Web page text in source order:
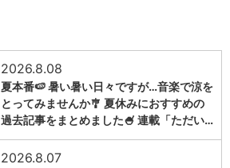
2026.8.08
夏本番🍉 暑い暑い日々ですが…音楽で涼を
とってみませんか🎐 夏休みにおすすめの
過去記事をまとめました🍧 連載「ただい…
2026.8.07